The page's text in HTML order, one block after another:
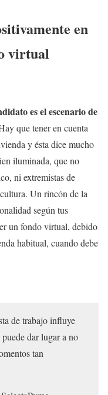
en
virtual
es el escenario de
que tener en cuenta
y ésta dice mucho
iluminada, que no
ni extremistas de
Un rincón de la
según tus
un fondo virtual, debido
habitual, cuando debe
de trabajo influye
dar lugar a no
tan